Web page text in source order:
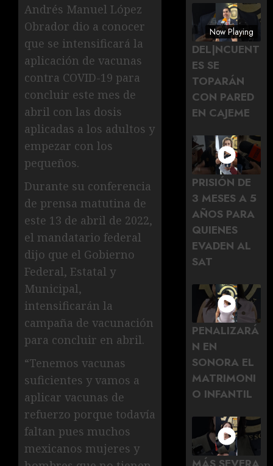
Andrés Manuel López
Obrador dio a conocer
que se intensificará la
aplicación de vacunas
contra COVID-19 para
concluir este mes de
abril con las dosis
aplicadas a los adultos y
empezar con los
pequeños.
Durante su conferencia
de prensa matutina de
este 13 de abril de 2022,
el mandatario federal
dijo que el Gobierno
Federal, Estatal y
Municipal,
intensificarán la
campaña de vacunación
para concluir en abril.
“Tenemos vacunas
suficientes y vamos a
aplicar vacunas de
refuerzo porque todavía
faltan pues muchos
mexicanos mujeres y
Now Playing
DEL|NCUENT
ES SE
TOPARÁN
CON PARED
EN CAJEME
PRISIÓN DE
3 MESES A 5
AÑOS PARA
QUIENES
EVADEN AL
SAT
PENALIZARÁ
N EN
SONORA EL
MATRIMONI
O INFANTIL